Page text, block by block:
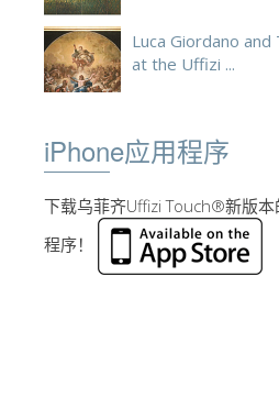
Luca Giordano
at the Uffizi ...
iPhone应用程序
下载乌菲齐Uffizi Touch®新版本
程序！